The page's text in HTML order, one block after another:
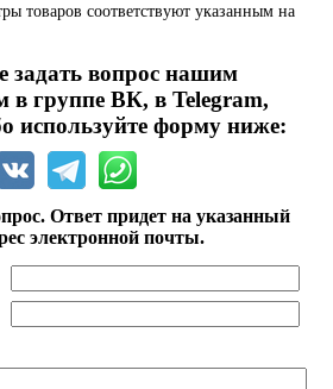
товаров соответствуют указанным на
задать вопрос нашим
в группе ВК, в Telegram,
используйте форму ниже:
Ответ придет на указанный
электронной почты.